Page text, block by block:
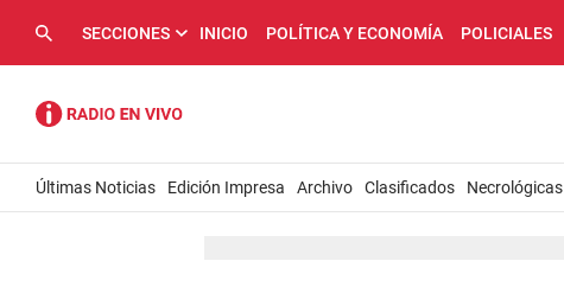
SECCIONES INICIO POLÍTICA Y ECONOMÍA POLICIALES
Últimas Noticias Edición Impresa Archivo Clasificados Necrológicas